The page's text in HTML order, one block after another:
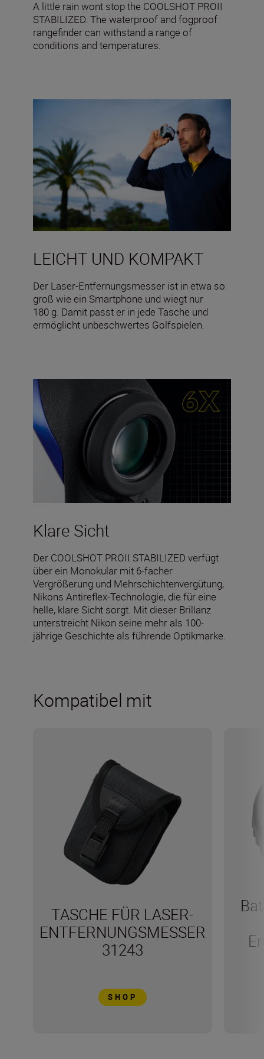
A little rain wont stop the COOLSHOT PROII
STABILIZED. The waterproof and fogproof
rangefinder can withstand a range of
conditions and temperatures.
LEICHT UND KOMPAKT
Der Laser-Entfernungsmesser ist in etwa so
groß wie ein Smartphone und wiegt nur
180 g. Damit passt er in jede Tasche und
ermöglicht unbeschwertes Golfspielen.
Klare Sicht
Der COOLSHOT PROII STABILIZED verfügt
über ein Monokular mit 6-facher
Vergrößerung und Mehrschichtenvergütung,
Nikons Antireflex-Technologie, die für eine
helle, klare Sicht sorgt. Mit dieser Brillanz
unterstreicht Nikon seine mehr als 100-
jährige Geschichte als führende Optikmarke.
Kompatibel mit
TASCHE FÜR LASER-
ENTFERNUNGSMESSER
31243
SHOP